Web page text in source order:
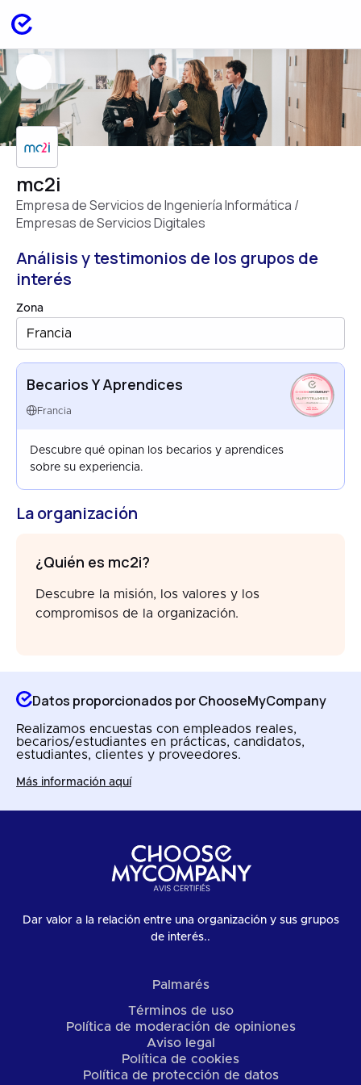
mc2i
Empresa de Servicios de Ingeniería Informática /
Empresas de Servicios Digitales
Análisis y testimonios de los grupos de
interés
Zona
Francia
Becarios Y Aprendices
Francia
HAPPYTRAINEES
FRANCE
AUG 2025
Descubre qué opinan los becarios y aprendices
sobre su experiencia.
La organización
¿Quién es mc2i?
Descubre la misión, los valores y los
compromisos de la organización.
Datos proporcionados por ChooseMyCompany
Realizamos encuestas con empleados reales,
becarios/estudiantes en prácticas, candidatos,
estudiantes, clientes y proveedores.
Más información aquí
Dar valor a la relación entre una organización y sus grupos
de interés..
Palmarés
Términos de uso
Política de moderación de opiniones
Aviso legal
Política de cookies
Política de protección de datos